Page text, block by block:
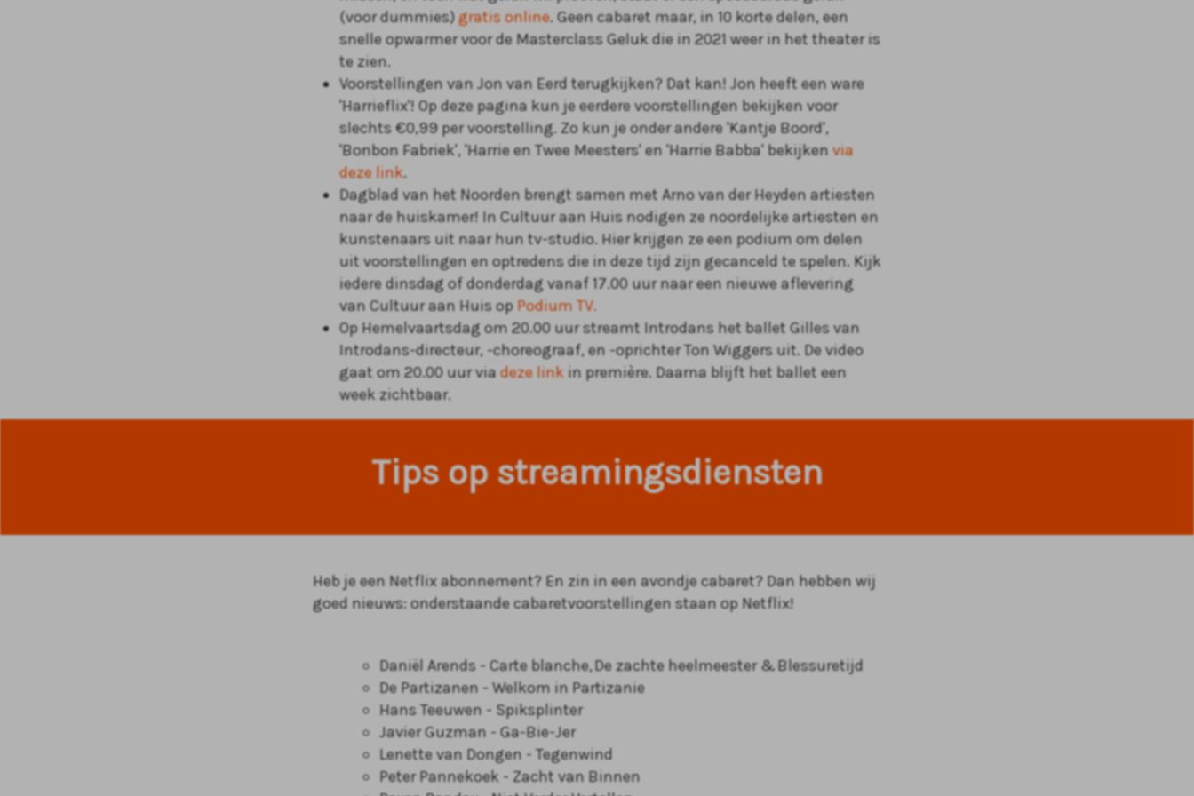
(voor dummies)gratis online. Geen cabaret maar, in 10 korte delen, een
snelle opwarmer voor de Masterclass Geluk die in 2021 weer in het theater is
te zien.
Voorstellingen van Jon van Eerd terugkijken? Dat kan! Jon heeft een ware
'Harrieflix'! Op deze pagina kun je eerdere voorstellingen bekijken voor
slechts €0,99 per voorstelling. Zo kun je onder andere 'Kantje Boord',
'Bonbon Fabriek', 'Harrie en Twee Meesters' en 'Harrie Babba' bekijken via
deze link.
Dagblad van het Noorden brengt samen met Arno van der Heyden artiesten
naar de huiskamer! In Cultuur aan Huis nodigen ze noordelijke artiesten en
kunstenaars uit naar hun tv-studio. Hier krijgen ze een podium om delen
uit voorstellingen en optredens die in deze tijd zijn gecanceld te spelen. Kijk
iedere dinsdag of donderdag vanaf 17.00 uur naar een nieuwe aflevering
van Cultuur aan Huis opPodium TV.
Op Hemelvaartsdag om 20.00 uur streamt Introdans het ballet Gilles van
Introdans-directeur, -choreograaf, en -oprichter Ton Wiggers uit. De video
gaat om 20.00 uur via deze link in première. Daarna blijft het ballet een
week zichtbaar.
Tips op streamingsdiensten
Heb je een Netflix abonnement? En zin in een avondje cabaret? Dan hebben wij
goed nieuws: onderstaande cabaretvoorstellingen staan op Netflix!
Daniël Arends - Carte blanche, De zachte heelmeester & Blessuretijd
De Partizanen - Welkom in Partizanie
Hans Teeuwen - Spiksplinter
Javier Guzman - Ga-Bie-Jer
Lenette van Dongen - Tegenwind
Peter Pannekoek - Zacht van Binnen